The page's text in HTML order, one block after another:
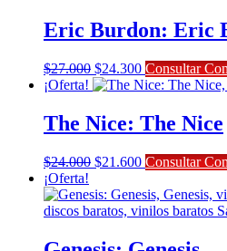
Eric Burdon: Eric
$27.000 El
precio
era:
$27.000.
$24.300El
precio
es:
$24.300.
Consultar
¡Oferta!
The Nice: The Nice
$24.000 El
original
era:
$21.600El
actual
es:
Consultar
¡Oferta!